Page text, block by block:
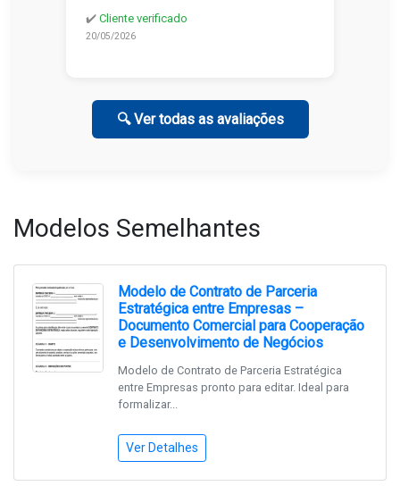
✔️ Cliente verificado
20/05/2026
🔍 Ver todas as avaliações
Modelos Semelhantes
Modelo de Contrato de Parceria
Estratégica entre Empresas –
Documento Comercial para Cooperação
e Desenvolvimento de Negócios
Modelo de Contrato de Parceria Estratégica
entre Empresas pronto para editar. Ideal para
formalizar...
Ver Detalhes